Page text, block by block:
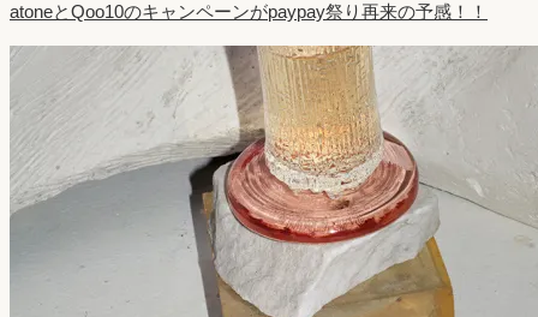
atoneとQoo10のキャンペーンがpaypay祭り再来の予感！！